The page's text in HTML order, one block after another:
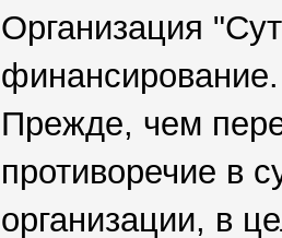
Организация
Прежде, чем
противоречие в
организации, в